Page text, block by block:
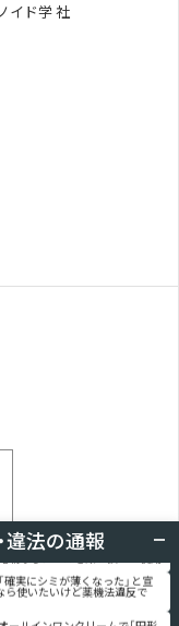
イド学 社
取引法に基づく表記
違法の通報
画は誇大表現多用の宣伝。医師
が化粧品登録をしていない商品
ケア」等の表現を使っている
使用期限切れの針ファンデに
載なしシールを貼り換えて使用
確実にシミが薄くなった」と宣
ら使いたいけど薬機法違反で
ールインワンクリームで「円形
る」との体験談を掲載している